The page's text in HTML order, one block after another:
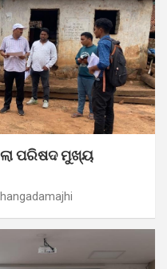
ପରିଷଦ ମୁଖ୍ୟ